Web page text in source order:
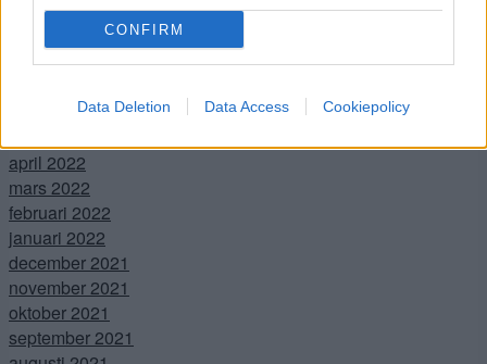
CONFIRM
Data Deletion Data Access Cookiepolicy
oktober 2022
september 2022
augusti 2022
juni 2022
april 2022
mars 2022
februari 2022
januari 2022
december 2021
november 2021
oktober 2021
september 2021